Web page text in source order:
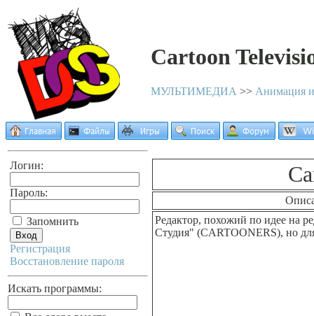
Cartoon
МУЛЬТИМЕДИА >> Анимация
Логин:
Пароль:
Запомнить
Регистрация
Восстановление пароля
Искать программы:
Редактор, похожий по идее на
Студия" (CARTOONERS), но